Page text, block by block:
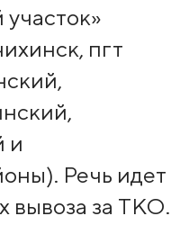
пгт
и
Речь идет
вывоза за ТКО.